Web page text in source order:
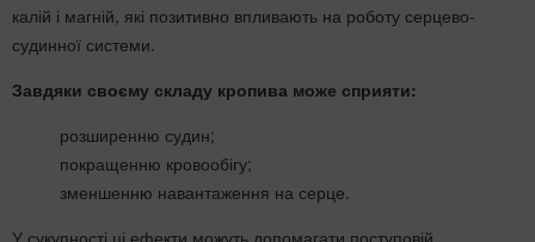
калій і магній, які позитивно впливають на роботу серцево-
судинної системи.
Завдяки своєму складу кропива може сприяти:
розширенню судин;
покращенню кровообігу;
зменшенню навантаження на серце.
У сукупності ці ефекти можуть допомагати поступовій